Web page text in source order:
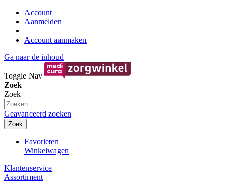
Account
Aanmelden
Account aanmaken
Ga naar de inhoud
Toggle Nav
Zoek
Zoek
Geavanceerd zoeken
Zoek
Favorieten
Winkelwagen
Klantenservice
Assortiment